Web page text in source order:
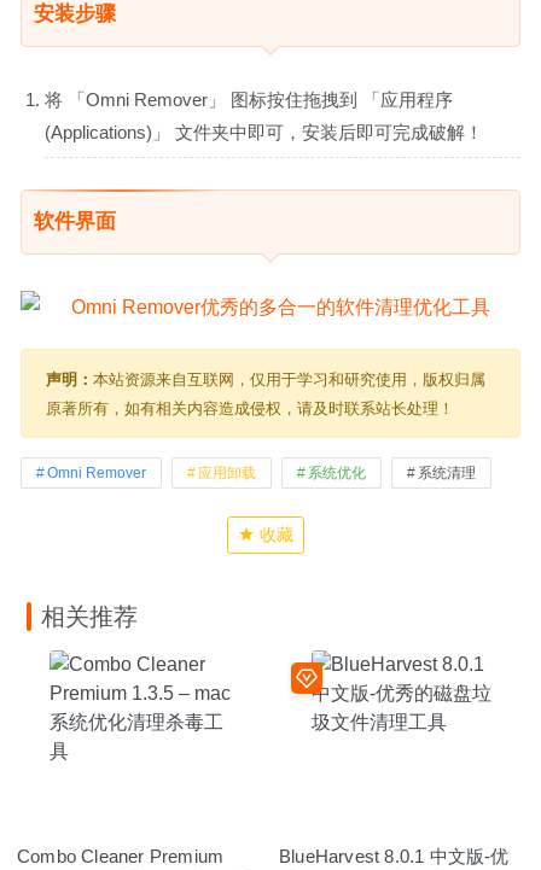
安装步骤
将 「Omni Remover」 图标按住拖拽到 「应用程序
(Applications)」 文件夹中即可，安装后即可完成破解！
软件界面
声明： 本站资源来自互联网，仅用于学习和研究使用，版权归属
原著所有，如有相关内容造成侵权，请及时联系站长处理！
Omni Remover 应用卸载 系统优化 系统清理
收藏
相关推荐
Combo Cleaner Premium
BlueHarvest 8.0.1 中文版-优